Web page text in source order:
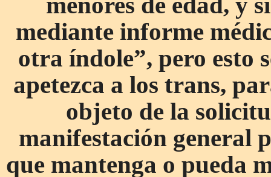
mediante informe
otra índole”, pero esto
apetezca a los trans,
objeto de la
manifestación general
que mantenga o pueda